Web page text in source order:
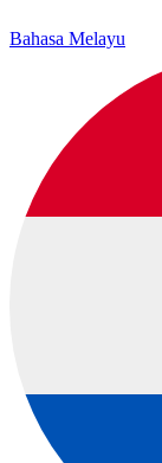
Bahasa Melayu